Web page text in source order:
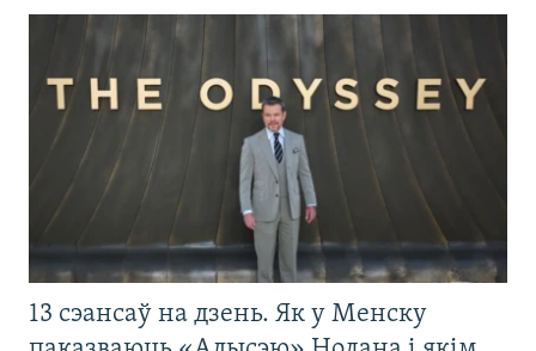
13 сэансаў на дзень. Як у Менску